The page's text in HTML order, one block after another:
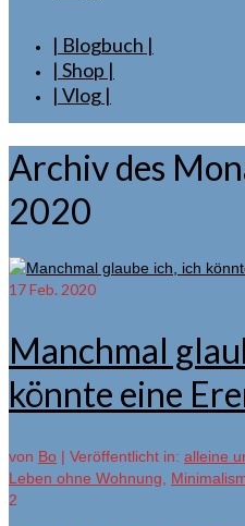
| Blogbuch |
| Shop |
| Vlog |
Archiv des
2020
17Feb. 2020
Manchmal
könnte eine
von Bo | Veröffentlicht in: alleine
Leben ohne Wohnung
2